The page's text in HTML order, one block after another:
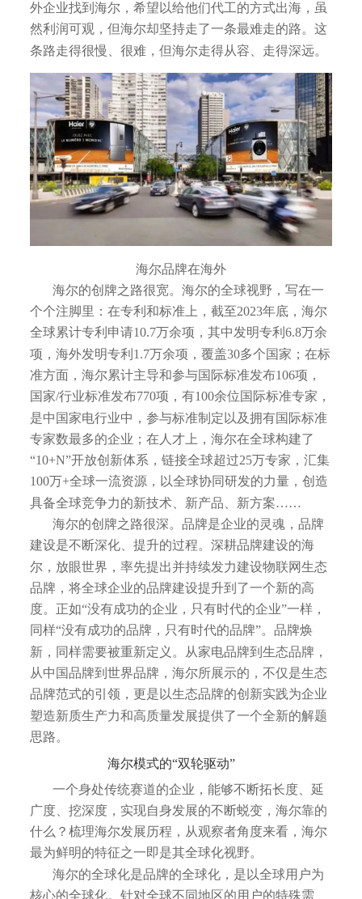
外企业找到海尔，希望以给他们代工的方式出海，虽
然利润可观，但海尔却坚持走了一条最难走的路。这
条路走得很慢、很难，但海尔走得从容、走得深远。
海尔品牌在海外
海尔的创牌之路很宽。海尔的全球视野，写在一
个个注脚里：在专利和标准上，截至2023年底，海尔
全球累计专利申请10.7万余项，其中发明专利6.8万余
项，海外发明专利1.7万余项，覆盖30多个国家；在标
准方面，海尔累计主导和参与国际标准发布106项，
国家/行业标准发布770项，有100余位国际标准专家，
是中国家电行业中，参与标准制定以及拥有国际标准
专家数最多的企业；在人才上，海尔在全球构建了
“10+N”开放创新体系，链接全球超过25万专家，汇集
100万+全球一流资源，以全球协同研发的力量，创造
具备全球竞争力的新技术、新产品、新方案……
海尔的创牌之路很深。品牌是企业的灵魂，品牌
建设是不断深化、提升的过程。深耕品牌建设的海
尔，放眼世界，率先提出并持续发力建设物联网生态
品牌，将全球企业的品牌建设提升到了一个新的高
度。正如“没有成功的企业，只有时代的企业”一样，
同样“没有成功的品牌，只有时代的品牌”。品牌焕
新，同样需要被重新定义。从家电品牌到生态品牌，
从中国品牌到世界品牌，海尔所展示的，不仅是生态
品牌范式的引领，更是以生态品牌的创新实践为企业
塑造新质生产力和高质量发展提供了一个全新的解题
思路。
海尔模式的“双轮驱动”
一个身处传统赛道的企业，能够不断拓长度、延
广度、挖深度，实现自身发展的不断蜕变，海尔靠的
什么？梳理海尔发展历程，从观察者角度来看，海尔
最为鲜明的特征之一即是其全球化视野。
海尔的全球化是品牌的全球化，是以全球用户为
核心的全球化。针对全球不同地区的用户的特殊需